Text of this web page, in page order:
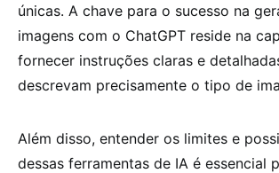
únicas. A chave para o sucesso na
imagens com o ChatGPT reside na
fornecer instruções claras e
descrevam precisamente o tipo de
Além disso, entender os limites e
dessas ferramentas de IA é essencial